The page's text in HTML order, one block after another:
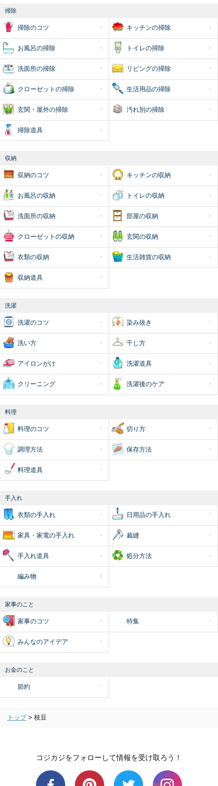
掃除
掃除のコツ キッチンの掃除
お風呂の掃除 トイレの掃除
洗面所の掃除 リビングの掃除
クローゼットの掃除 生活用品の掃除
玄関・屋外の掃除 汚れ別の掃除
掃除道具
収納
収納のコツ キッチンの収納
お風呂の収納 トイレの収納
洗面所の収納 部屋の収納
クローゼットの収納 玄関の収納
衣類の収納 生活雑貨の収納
収納道具
洗濯
洗濯のコツ 染み抜き
洗い方 干し方
アイロンがけ 洗濯道具
クリーニング 洗濯後のケア
料理
料理のコツ 切り方
調理方法 保存方法
料理道具
手入れ
衣類の手入れ 日用品の手入れ
家具・家電の手入れ 裁縫
手入れ道具 処分方法
編み物
家事のこと
家事のコツ 特集
みんなのアイデア
お金のこと
節約
トップ > 枝豆
コジカジをフォローして情報を受け取ろう！